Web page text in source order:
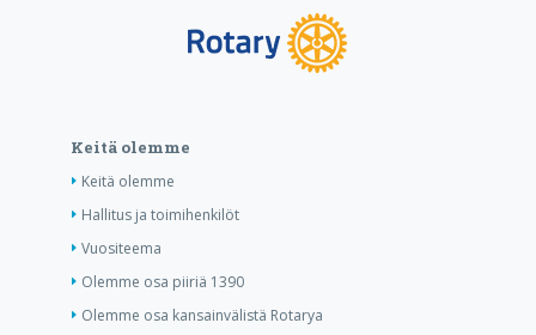
Keitä olemme
Keitä olemme
Hallitus ja toimihenkilöt
Vuositeema
Olemme osa piiriä 1390
Olemme osa kansainvälistä Rotarya